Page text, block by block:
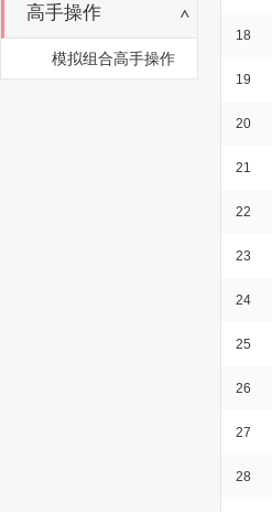
高手操作
模拟组合高手操作
18
19
20
21
22
23
24
25
26
27
28